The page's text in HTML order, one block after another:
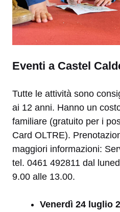
Eventi a Castel
Tutte le attività sono
ai 12 anni. Hanno un
familiare (gratuito per i
Card OLTRE).
maggiori informazioni:
tel. 0461 492811 dal
9.00 alle 13.00.
Venerdì 24 luglio